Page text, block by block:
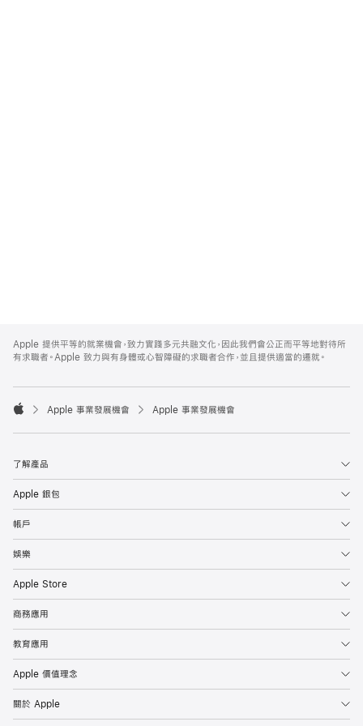
Footer
Apple 提供平等的就業機會，致力實踐多元共融文化，因此我們會公正而平等地對待所
有求職者。Apple 致力與有身體或心智障礙的求職者合作，並且提供適當的遷就。

Apple 事業發展機會 Apple 事業發展機會
了解產品
Apple 銀包
帳戶
娛樂
Apple Store
商務應用
教育應用
Apple 價值理念
關於 Apple